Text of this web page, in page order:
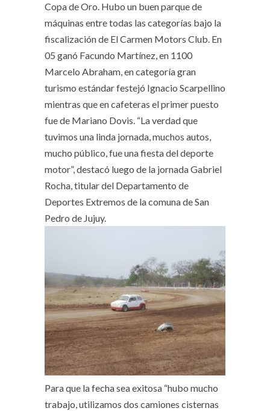
Copa de Oro. Hubo un buen parque de
máquinas entre todas las categorías bajo la
fiscalización de El Carmen Motors Club. En
05 ganó Facundo Martínez, en 1100
Marcelo Abraham, en categoría gran
turismo estándar festejó Ignacio Scarpellino
mientras que en cafeteras el primer puesto
fue de Mariano Dovis. “La verdad que
tuvimos una linda jornada, muchos autos,
mucho público, fue una fiesta del deporte
motor”, destacó luego de la jornada Gabriel
Rocha, titular del Departamento de
Deportes Extremos de la comuna de San
Pedro de Jujuy.
Para que la fecha sea exitosa “hubo mucho
trabajo, utilizamos dos camiones cisternas